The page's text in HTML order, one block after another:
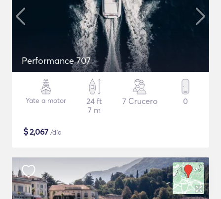
Performance 707
Yate a motor
24 ft
7 m
7 Crucero 0
$2,067 /día